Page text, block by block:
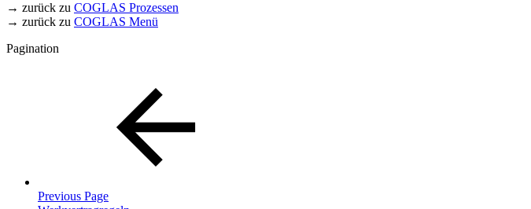
→ zurück zu COGLAS Prozessen
→ zurück zu COGLAS Menü
Pagination
Previous Page